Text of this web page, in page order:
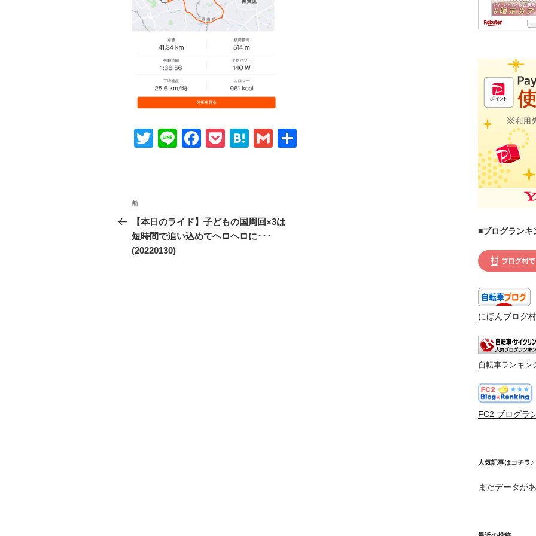
T
Li
F
b
o
P
H
a
G
投
稿
ナ
前
の
投
稿
前
【本日のライド】子どもの国周回×3は
短時間で追い込めてヘロヘロに･･･
(20220130)
■ブログランキ
にほんブログ村
自転車ランキン
FC2 ブログラ
人気記事はコチラ♪
まだデータが